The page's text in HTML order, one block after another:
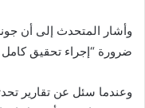
وأشار المتحدث إلى أن
ضرورة “إجراء تحقيق
وعندما سئل عن تقارير